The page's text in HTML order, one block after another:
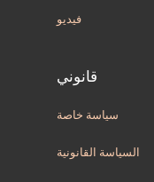
فيديو
قانوني
سياسة خاصة
السياسة القانونية